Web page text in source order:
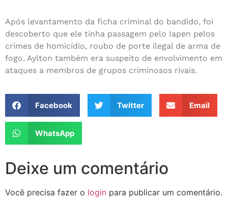
Após levantamento da ficha criminal do bandido, foi
descoberto que ele tinha passagem pelo Iapen pelos
crimes de homicídio, roubo de porte ilegal de arma de
fogo. Aylton também era suspeito de envolvimento em
ataques a membros de grupos criminosos rivais.
Facebook Twitter Email
WhatsApp
Deixe um comentário
Você precisa fazer o login para publicar um comentário.